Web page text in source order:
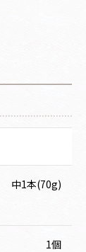
中1本(70g)
1個